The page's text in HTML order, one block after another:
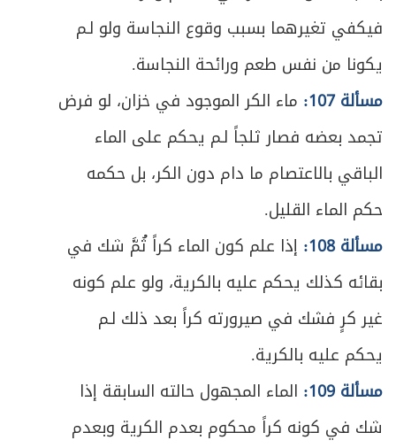
فيكفي تغيرهما بسبب وقوع النجاسة ولو لـم
يكونا من نفس طعم ورائحة النجاسة.
مسألة 107:
ماء الكر الموجود في خزان، لو فرض
تجمد بعضه فصار ثلجاً لـم يحكم على الماء
الباقي بالاعتصام ما دام دون الكر، بل حكمه
حكم الماء القليل.
مسألة 108:
إذا علم كون الماء كراً ثُمَّ شك في
بقائه كذلك يحكم عليه بالكرية، ولو علم كونه
غير كرٍ فشك في صيرورته كراً بعد ذلك لـم
يحكم عليه بالكرية.
مسألة 109:
الماء المجهول حالته السابقة إذا
شك في كونه كراً محكوم بعدم الكرية وبعدم
601 المبحث الرابع ـ في أحكام الأمر والنهي
ص
611 الباب السابع- في أحكام الدفاع
612
المبحث الأول ـ في الدفاع عن النفس
ومُتعلَّقاتها
618